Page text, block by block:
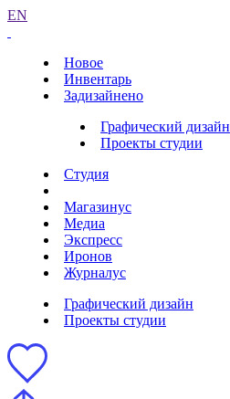
EN
Новое
Инвентарь
Задизайнено
Графический дизайн
Проекты студии
Студия
Магазинус
Медиа
Экспресс
Иронов
Журналус
Графический дизайн
Проекты студии